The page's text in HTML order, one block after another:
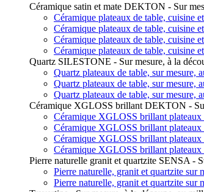
Céramique satin et mate DEKTON - Sur
Céramique plateaux de table, cuisine
Céramique plateaux de table, cuisine
Céramique plateaux de table, cuisine
Céramique plateaux de table, cuisine
Quartz SILESTONE - Sur mesure, à la
Quartz plateaux de table, sur
Quartz plateaux de table, sur
Quartz plateaux de table, sur
Céramique XGLOSS brillant DEKTON -
Céramique XGLOSS brillant
Céramique XGLOSS brillant
Céramique XGLOSS brillant
Céramique XGLOSS brillant
Pierre naturelle granit et quartzite SENSA -
Pierre naturelle, granit et quartzite sur
Pierre naturelle, granit et quartzite sur